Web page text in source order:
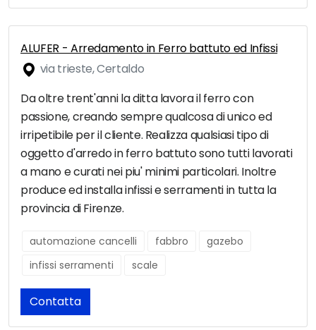
ALUFER - Arredamento in Ferro battuto ed Infissi
via trieste, Certaldo
Da oltre trent'anni la ditta lavora il ferro con
passione, creando sempre qualcosa di unico ed
irripetibile per il cliente. Realizza qualsiasi tipo di
oggetto d'arredo in ferro battuto sono tutti lavorati
a mano e curati nei piu' minimi particolari. Inoltre
produce ed installa infissi e serramenti in tutta la
provincia di Firenze.
automazione cancelli fabbro
gazebo
infissi serramenti
scale
Contatta